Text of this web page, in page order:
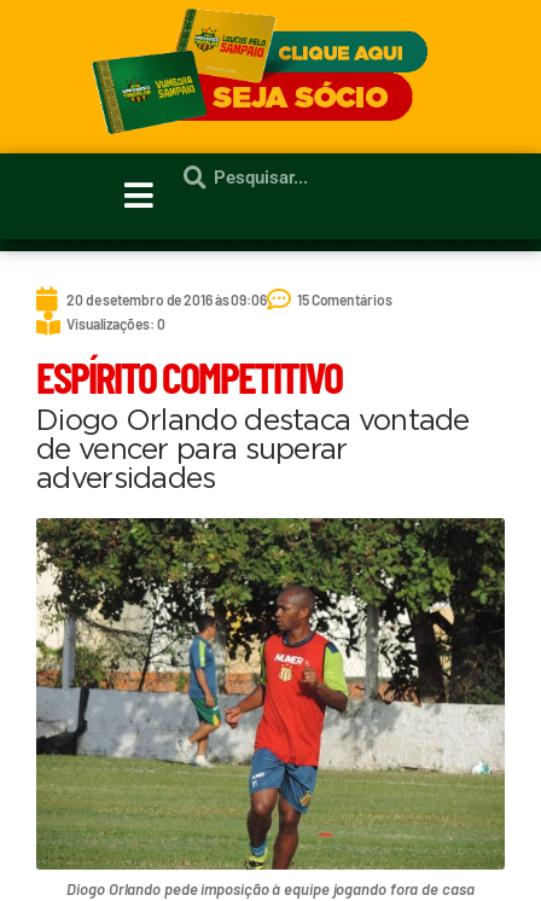
20 de setembro de 2016 às 09:06
15 Comentários
Visualizações: 0
ESPÍRITO COMPETITIVO
Diogo Orlando destaca vontade
de vencer para superar
adversidades
Diogo Orlando pede imposição à equipe jogando fora de casa